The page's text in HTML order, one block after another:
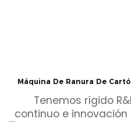
Máquina De Ranura De
Tenemos rígido
continuo e